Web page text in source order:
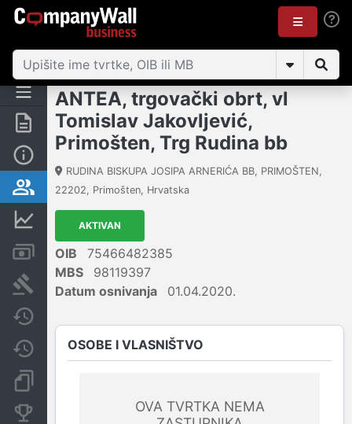
Sažetak
Osnovne informacije
Osobe i vlasništvo
Financijski podaci
Računi i blokade
Sudske objave
Promjene
Konkurentske tvrtke
ANTEA, trgovački obrt, vl
Tomislav Jakovljević,
Primošten, Trg Rudina bb
RUDINA BISKUPA JOSIPA ARNERIĆA BB, PRIMOŠTEN,
22202, Primošten, Hrvatska
AKTIVAN
OIB
75466482385
MBS
98119397
Datum osnivanja
01.04.2020.
OSOBE I VLASNIŠTVO
OVA TVRTKA NEMA